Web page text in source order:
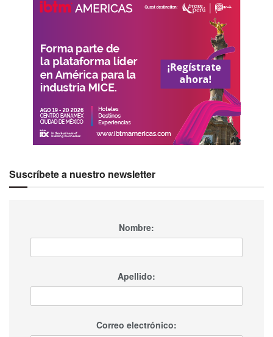
Suscríbete a nuestro newsletter
Nombre:
Apellido:
Correo electrónico: